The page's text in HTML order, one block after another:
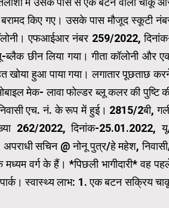
किए गए। उसके पास मौजूद स्कूटी
एफआईआर नंबर 259/2022,
छीन लिया गया। गीता कॉलोनी और
हुआ पाया गया। लगातार पूछताछ
मेक- लावा फोल्डर ब्लू कलर की पुष्टि
एच. नं. के रूप में हुई। 2815/2बी,
262/2022, दिनांक-25.01.2022,
सचिन @ नोनू पुत्र/हे महेश,
वर्ग के हैं। *पिछली भागीदारी* वह
स्वास्थ्य लाभ: 1. एक बटन सक्रिय